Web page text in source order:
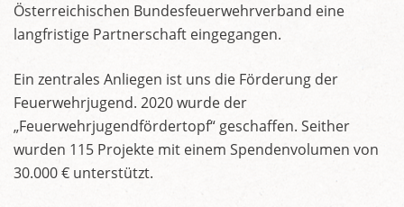
Österreichischen Bundesfeuerwehrverband eine
langfristige Partnerschaft eingegangen.
Ein zentrales Anliegen ist uns die Förderung der
Feuerwehrjugend. 2020 wurde der
„Feuerwehrjugendfördertopf“ geschaffen. Seither
wurden 115 Projekte mit einem Spendenvolumen von
30.000 € unterstützt.